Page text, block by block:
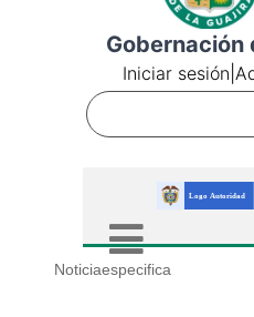
Gobernación
Iniciar sesión
Noticiaespecifica